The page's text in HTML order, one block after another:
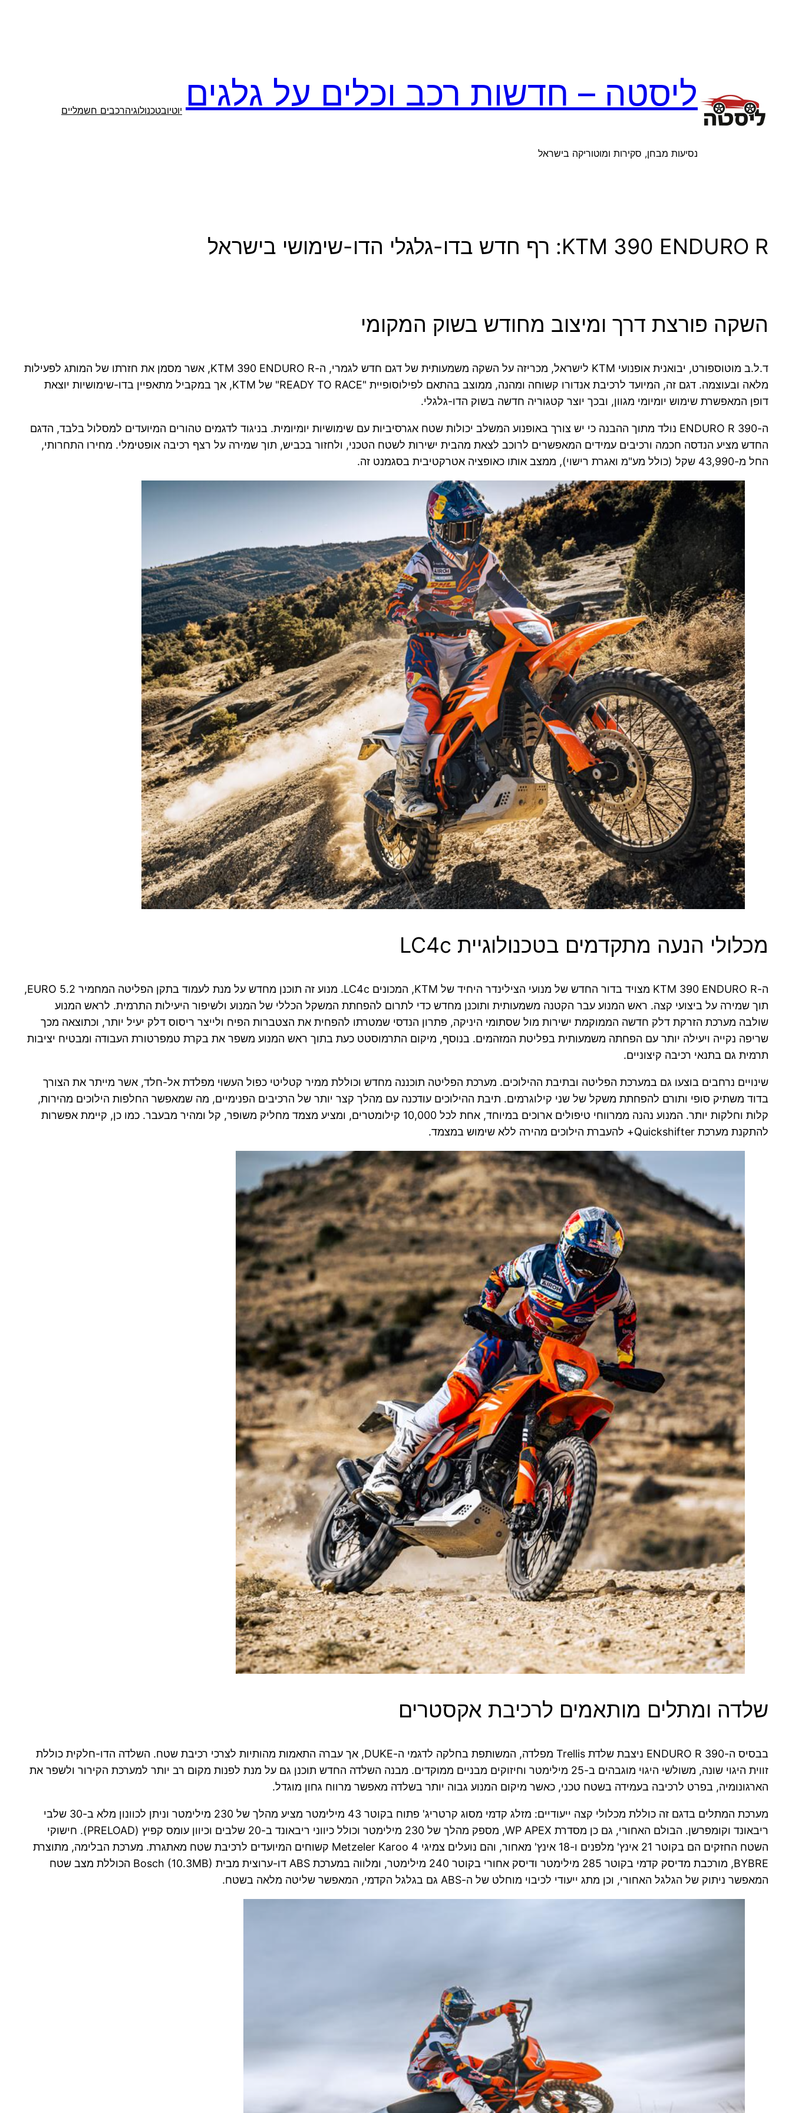
ליסטה – חדשות רכב וכלים על גלגים
נסיעות מבחן, סקירות ומוטוריקה בישראל
יוטיובטכנולוגיהרכבים חשמליים
KTM 390 ENDURO R: רף חדש בדו-גלגלי הדו-שימושי בישראל
השקה פורצת דרך ומיצוב מחודש בשוק המקומי
ד.ל.ב מוטוספורט, יבואנית אופנועי KTM לישראל, מכריזה על השקה משמעותית של דגם חדש לגמרי, ה-KTM 390 ENDURO R, אשר מסמן את חזרתו של המותג לפעילות
מלאה ובעוצמה. דגם זה, המיועד לרכיבת אנדורו קשוחה ומהנה, ממוצב בהתאם לפילוסופיית "READY TO RACE" של KTM, אך במקביל מתאפיין בדו-שימושיות יוצאת
דופן המאפשרת שימוש יומיומי מגוון, ובכך יוצר קטגוריה חדשה בשוק הדו-גלגלי.
ה-390 ENDURO R נולד מתוך ההבנה כי יש צורך באופנוע המשלב יכולות שטח אגרסיביות עם שימושיות יומיומית. בניגוד לדגמים טהורים המיועדים למסלול בלבד, הדגם
החדש מציע הנדסה חכמה ורכיבים עמידים המאפשרים לרוכב לצאת מהבית ישירות לשטח הטכני, ולחזור בכביש, תוך שמירה על רצף רכיבה אופטימלי. מחירו התחרותי,
החל מ-43,990 שקל (כולל מע"מ ואגרת רישוי), ממצב אותו כאופציה אטרקטיבית בסגמנט זה.
מכלולי הנעה מתקדמים בטכנולוגיית LC4c
ה-KTM 390 ENDURO R מצויד בדור החדש של מנועי הצילינדר היחיד של KTM, המכונים LC4c. מנוע זה תוכנן מחדש על מנת לעמוד בתקן הפליטה המחמיר EURO 5.2,
תוך שמירה על ביצועי קצה. ראש המנוע עבר הקטנה משמעותית ותוכנן מחדש כדי לתרום להפחתת המשקל הכללי של המנוע ולשיפור היעילות התרמית. לראש המנוע
שולבה מערכת הזרקת דלק חדשה הממוקמת ישירות מול שסתומי היניקה, פתרון הנדסי שמטרתו להפחית את הצטברות הפיח ולייצר ריסוס דלק יעיל יותר, וכתוצאה מכך
שריפה נקייה ויעילה יותר עם הפחתה משמעותית בפליטת המזהמים. בנוסף, מיקום התרמוסטט כעת בתוך ראש המנוע משפר את בקרת טמפרטורת העבודה ומבטיח יציבות
תרמית גם בתנאי רכיבה קיצוניים.
שינויים נרחבים בוצעו גם במערכת הפליטה ובתיבת ההילוכים. מערכת הפליטה תוכננה מחדש וכוללת ממיר קטליטי כפול העשוי מפלדת אל-חלד, אשר מייתר את הצורך
בדוד משתיק סופי ותורם להפחתת משקל של שני קילוגרמים. תיבת ההילוכים עודכנה עם מהלך קצר יותר של הרכיבים הפנימיים, מה שמאפשר החלפות הילוכים מהירות,
קלות וחלקות יותר. המנוע נהנה ממרווחי טיפולים ארוכים במיוחד, אחת לכל 10,000 קילומטרים, ומציע מצמד מחליק משופר, קל ומהיר מבעבר. כמו כן, קיימת אפשרות
להתקנת מערכת Quickshifter+ להעברת הילוכים מהירה ללא שימוש במצמד.
שלדה ומתלים מותאמים לרכיבת אקסטרים
בבסיס ה-390 ENDURO R ניצבת שלדת Trellis מפלדה, המשותפת בחלקה לדגמי ה-DUKE, אך עברה התאמות מהותיות לצרכי רכיבת שטח. השלדה הדו-חלקית כוללת
זווית היגוי שונה, משולשי היגוי מוגבהים ב-25 מילימטר וחיזוקים מבניים ממוקדים. מבנה השלדה החדש תוכנן גם על מנת לפנות מקום רב יותר למערכת הקירור ולשפר את
הארגונומיה, בפרט לרכיבה בעמידה בשטח טכני, כאשר מיקום המנוע גבוה יותר בשלדה מאפשר מרווח גחון מוגדל.
מערכת המתלים בדגם זה כוללת מכלולי קצה ייעודיים: מזלג קדמי מסוג קרטריג' פתוח בקוטר 43 מילימטר מציע מהלך של 230 מילימטר וניתן לכוונון מלא ב-30 שלבי
ריבאונד וקומפרשן. הבולם האחורי, גם כן מסדרת WP APEX, מספק מהלך של 230 מילימטר וכולל כיווני ריבאונד ב-20 שלבים וכיוון עומס קפיץ (PRELOAD). חישוקי
השטח החזקים הם בקוטר 21 אינץ' מלפנים ו-18 אינץ' מאחור, והם נועלים צמיגי Metzeler Karoo 4 קשוחים המיועדים לרכיבת שטח מאתגרת. מערכת הבלימה, מתוצרת
BYBRE, מורכבת מדיסק קדמי בקוטר 285 מילימטר ודיסק אחורי בקוטר 240 מילימטר, ומלווה במערכת ABS דו-ערוצית מבית Bosch (10.3MB) הכוללת מצב שטח
המאפשר ניתוק של הגלגל האחורי, וכן מתג ייעודי לכיבוי מוחלט של ה-ABS גם בגלגל הקדמי, המאפשר שליטה מלאה בשטח.